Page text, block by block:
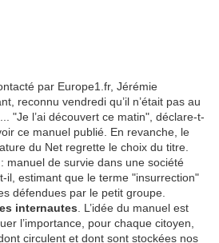
par Europe1.fr, Jérémie
reconnu vendredi qu’il n’était pas au
"Je l’ai découvert ce matin", déclare-t-
ce manuel publié. En revanche, le
du Net regrette le choix du titre.
manuel de survie dans une société
il, estimant que le terme "insurrection"
défendues par le petit groupe.
internautes . L’idée du manuel est
l’importance, pour chaque citoyen,
circulent et dont sont stockées nos